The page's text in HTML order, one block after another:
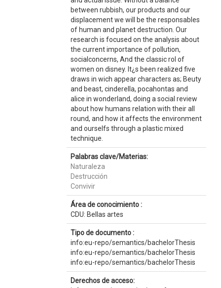
between rubbish, our products and our
displacement we will be the responsables
of human and planet destruction. Our
research is focused on the analysis about
the current importance of pollution,
socialconcerns, And the classic rol of
women on disney. It¿s been realized five
draws in wich appear characters as; Beuty
and beast, cinderella, pocahontas and
alice in wonderland, doing a social review
about how humans relation with their all
round, and how it affects the environment
and ourselfs through a plastic mixed
technique.
Palabras clave/Materias:
Naturaleza
Destrucción
Convivir
Área de conocimiento :
CDU: Bellas artes
Tipo de documento :
info:eu-repo/semantics/bachelorThesis
info:eu-repo/semantics/bachelorThesis
info:eu-repo/semantics/bachelorThesis
Derechos de acceso: